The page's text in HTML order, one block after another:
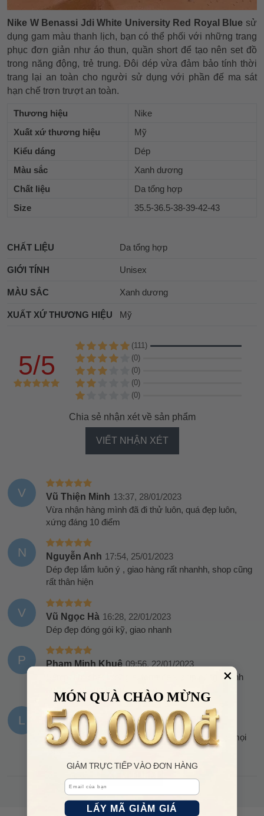
Nike W Benassi Jdi White University Red Royal Blue sử
dụng gam màu thanh lịch, bạn có thể phối với những trang
phục đơn giản như áo thun, quần short để tạo nên set đồ
trong năng động, trẻ trung. Đôi dép vừa đảm bảo tính thời
trang lại an toàn cho người sử dụng với phần đế ma sát
hạn chế trơn trượt an toàn.
Thương hiệu
Nike
Xuất xứ thương hiệu
Mỹ
Kiểu dáng
Dép
Màu sắc
Xanh dương
Chất liệu
Da tổng hợp
Size
35.5-36.5-38-39-42-43
CHẤT LIỆU Da tổng hợp
GIỚI TÍNH Unisex
MÀU SẮC Xanh dương
XUẤT XỨ THƯƠNG HIỆU Mỹ
5/5
(111)
(0)
(0)
(0)
(0)
Chia sẻ nhận xét về sản phẩm
VIẾT NHẬN XÉT
V Vũ Thiện Minh 13:37, 28/01/2023
Vừa nhận hàng mình đã đi thử luôn, quá đẹp luôn,
xứng đáng 10 điểm
N Nguyễn Anh 17:54, 25/01/2023
Dép đẹp lắm luôn ý , giao hàng rất nhanhh, shop cũng
rất thân hiện
V Vũ Ngọc Hà 16:28, 22/01/2023
Dép đẹp đóng gói kỹ, giao nhanh
P Phạm Minh Khuê 09:56, 22/01/2023
Sản phẩm chất lượng ạ, form đẹp, ship cũng nhanh
nữa, nói chung tất cả tuyệt vời
L Lê An 07:36, 21/01/2023
Sản phẩm tốt chất lượng tuyệt vời nên mua nha mọi
người ơi
MÓN QUÀ CHÀO MỪNG
GIẢM TRỰC TIẾP VÀO ĐƠN HÀNG
Email
LẤY MÃ GIẢM GIÁ